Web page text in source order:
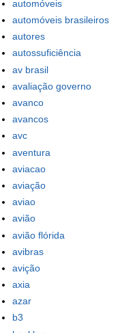
automóveis
automóveis brasileiros
autores
autossuficiência
av brasil
avaliação governo
avanco
avancos
avc
aventura
aviacao
aviação
aviao
avião
avião flórida
avibras
avição
axia
azar
b3